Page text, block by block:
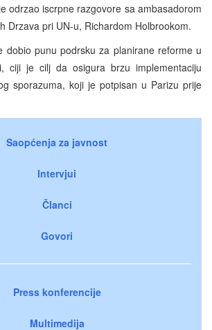
odrzao iscrpne razgovore sa ambasadorom
Drzava pri UN-u, Richardom Holbrookom.
dobio punu podrsku za planirane reforme u
ciji je cilj da osigura brzu implementaciju
sporazuma, koji je potpisan u Parizu prije
Saopćenja za javnost
Intervjui
Članci
Govori
Press konferencije
Multimedija